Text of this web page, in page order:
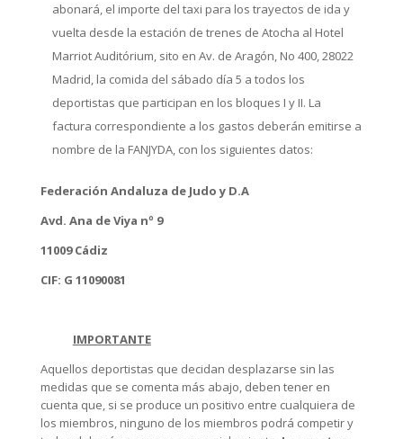
abonará, el importe del taxi para los trayectos de ida y
vuelta desde la estación de trenes de Atocha al Hotel
Marriot Auditórium, sito en Av. de Aragón, No 400, 28022
Madrid, la comida del sábado día 5 a todos los
deportistas que participan en los bloques I y II. La
factura correspondiente a los gastos deberán emitirse a
nombre de la FANJYDA, con los siguientes datos:
Federación Andaluza de Judo y D.A
Avd. Ana de Viya nº 9
11009 Cádiz
CIF: G 11090081
IMPORTANTE
Aquellos deportistas que decidan desplazarse sin las
medidas que se comenta más abajo, deben tener en
cuenta que, si se produce un positivo entre cualquiera de
los miembros, ninguno de los miembros podrá competir y